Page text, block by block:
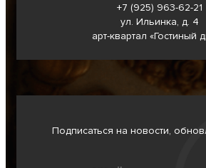
+7 (925) 963-62-21
ул. Ильинка, д. 4
арт-квартал «Гостиный
Подписаться на новости,